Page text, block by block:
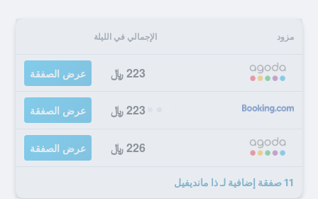
مزود الإجمالي في الليلة
223 ﷼ عرض الصفقة
223 ﷼ عرض الصفقة
226 ﷼ عرض الصفقة
11 صفقة إضافية لـ ذا مانديفيل